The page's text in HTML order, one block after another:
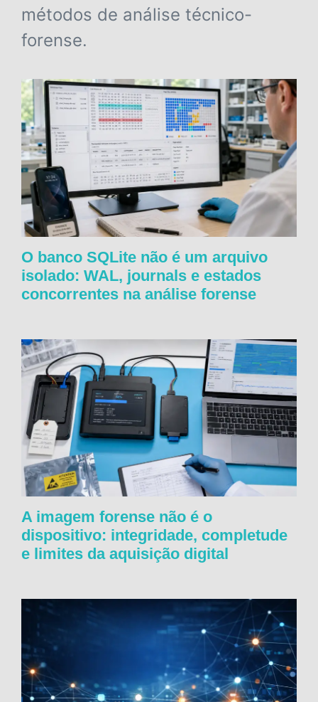
métodos de análise técnico-
forense.
O banco SQLite não é um arquivo
isolado: WAL, journals e estados
concorrentes na análise forense
A imagem forense não é o
dispositivo: integridade, completude
e limites da aquisição digital